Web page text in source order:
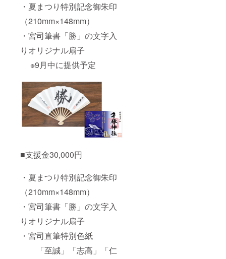
・夏まつり特別記念御朱印
（210mm×148mm）
・宮司筆書「勝」の文字入
りオリジナル扇子
※9月中に提供予定
■支援金30,000円
・夏まつり特別記念御朱印
（210mm×148mm）
・宮司筆書「勝」の文字入
りオリジナル扇子
・宮司直筆特別色紙
「至誠」「志高」「仁